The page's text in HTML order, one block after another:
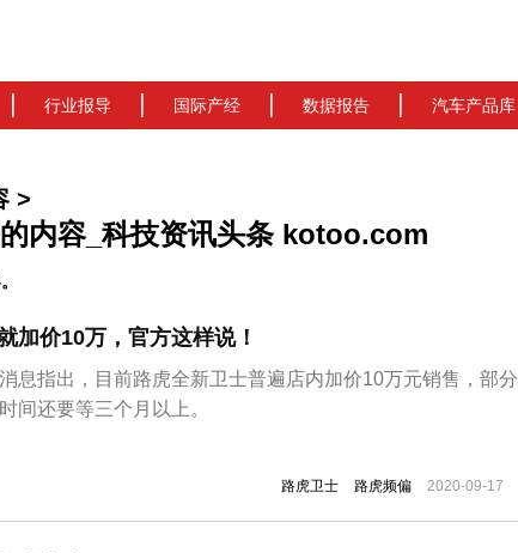
行业报导 国际产经 数据报告 汽车产品库
>
内容_科技资讯头条 kotoo.com
加价10万，官方这样说！
息指出，目前路虎全新卫士普遍店内加价10万元销售，部分
间还要等三个月以上。
路虎卫士 路虎频偏 2020-09-17